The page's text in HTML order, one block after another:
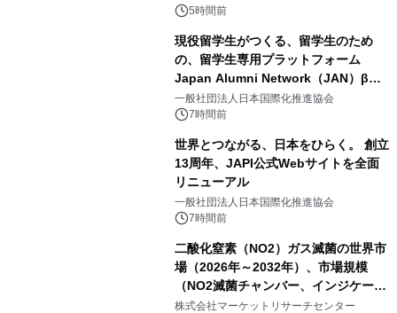
5時間前
現役留学生がつくる、留学生のため
の、留学生専用プラットフォーム
Japan Alumni Network（JAN）β版
をリリース
一般社団法人日本国際化推進協会
7時間前
世界とつながる、日本をひらく。 創立
13周年、JAPI公式Webサイトを全面
リニューアル
一般社団法人日本国際化推進協会
7時間前
二酸化窒素（NO2）ガス滅菌の世界市
場（2026年～2032年）、市場規模
（NO2滅菌チャンバー、インジケータ
ーおよびモニタリングシステム、その
株式会社マーケットリサーチセンター